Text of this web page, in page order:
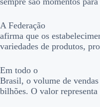
A Federação
afirma que os
variedades de produtos,
Em todo o
Brasil, o volume de
bilhões. O valor